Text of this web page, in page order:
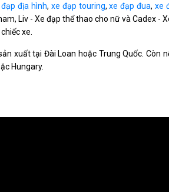
đạp địa hình, xe đạp touring,xe đạp đua, xe
Liv - Xe đạp thể thao cho nữ và Cadex -
xe.
xuất tại Đài Loan hoặc Trung Quốc. Còn
Hungary.